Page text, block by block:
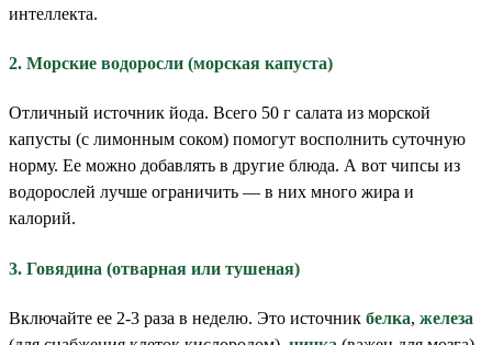
интеллекта.
2. Морские водоросли (морская капуста)
Отличный источник йода. Всего 50 г салата из морской
капусты (с лимонным соком) помогут восполнить суточную
норму. Ее можно добавлять в другие блюда. А вот чипсы из
водорослей лучше ограничить — в них много жира и
калорий.
3. Говядина (отварная или тушеная)
Включайте ее 2-3 раза в неделю. Это источник белка, железа